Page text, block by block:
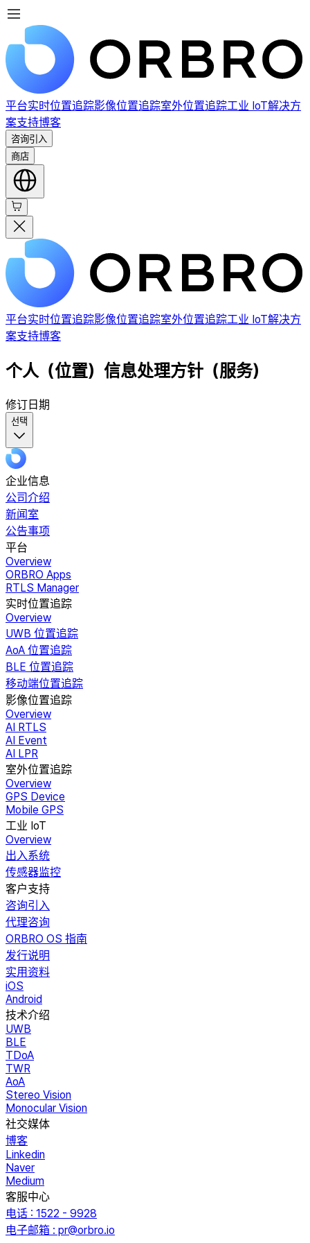
平台实时位置追踪影像位置追踪室外位置追踪工业 IoT解决方
案支持博客
咨询引入
商店
平台实时位置追踪影像位置追踪室外位置追踪工业 IoT解决方
案支持博客
个人（位置）信息处理方针（服务）
修订日期
선택
企业信息
公司介绍
新闻室
公告事项
平台
Overview
ORBRO Apps
RTLS Manager
实时位置追踪
Overview
UWB 位置追踪
AoA 位置追踪
BLE 位置追踪
移动端位置追踪
影像位置追踪
Overview
AI RTLS
AI Event
AI LPR
室外位置追踪
Overview
GPS Device
Mobile GPS
工业 IoT
Overview
出入系统
传感器监控
客户支持
咨询引入
代理咨询
ORBRO OS 指南
发行说明
实用资料
iOS
Android
技术介绍
UWB
BLE
TDoA
TWR
AoA
Stereo Vision
Monocular Vision
社交媒体
博客
Linkedin
Naver
Medium
客服中心
电话 : 1522 - 9928
电子邮箱 : pr@orbro.io